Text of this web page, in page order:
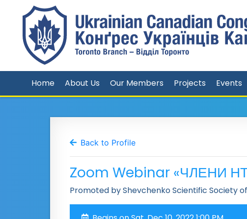
Home About Us Our Members Projects Events
Back to Profile
Zoom Webinar «ЧЛЕНИ
Promoted by Shevchenko Scientific Society